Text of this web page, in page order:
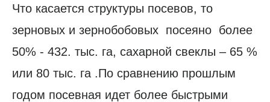
Что касается структуры посевов, то
зерновых и зернобобовых посеяно более
50% - 432. тыс. га, сахарной свеклы – 65 %
или 80 тыс. га .По сравнению прошлым
годом посевная идет более быстрыми